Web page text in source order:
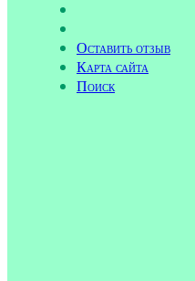
Оставить отзыв
Карта сайта
Поиск